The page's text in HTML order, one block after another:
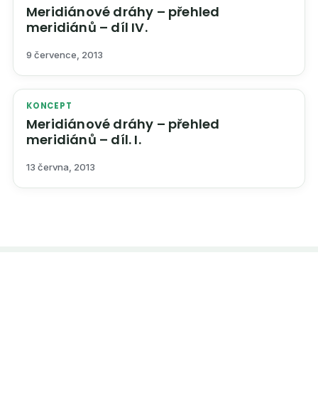
Meridiánové dráhy – přehled
meridiánů – díl IV.
9 července, 2013
KONCEPT
Meridiánové dráhy – přehled
meridiánů – díl. I.
13 června, 2013